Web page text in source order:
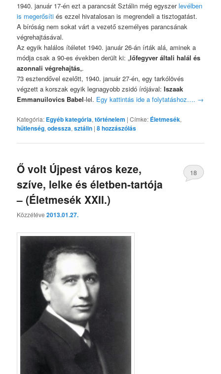
1940. január 17-én ezt a parancsát Sztálin még egyszerlevélben
is megerősíti és ezzel hivatalosan is megrendeli a tisztogatást.
A bíróság nem sokat várt a vezető személyes parancsának
végrehajtásával.
Az egyik halálos ítéletet 1940. január 26-án írták alá, aminek a
módja csak a 90-es években derült ki: „lőfegyver általi halál és
azonnali végrehajtás„.
73 esztendővel ezelőtt, 1940. január 27-én, egy tarkólövés
végzett a korszak egyik legnagyobb zsidó írójával:Iszaak
Emmanuilovics Babel-lel. Egy kattintás ide a folytatáshoz…. →
Kategória: Egyéb kategória,történelem |Címke: Életmesék,
hűtlenség,odessza,sztálin |8hozzászólás
Ő volt Újpest város keze,
szíve, lelke és életben-tartója
– (Életmesék XXII.)
Közzétéve2013.01.27.
18